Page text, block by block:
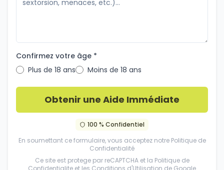
Confirmez votre âge *
Plus de 18 ans
Moins de 18 ans
Obtenir une Aide Immédiate
100 % Confidentiel
En soumettant ce formulaire, vous acceptez notre Politique de
Confidentialité
Ce site est protege par reCAPTCHA et la Politique de
Confidentialite et les Conditions d'Utilisation de Google